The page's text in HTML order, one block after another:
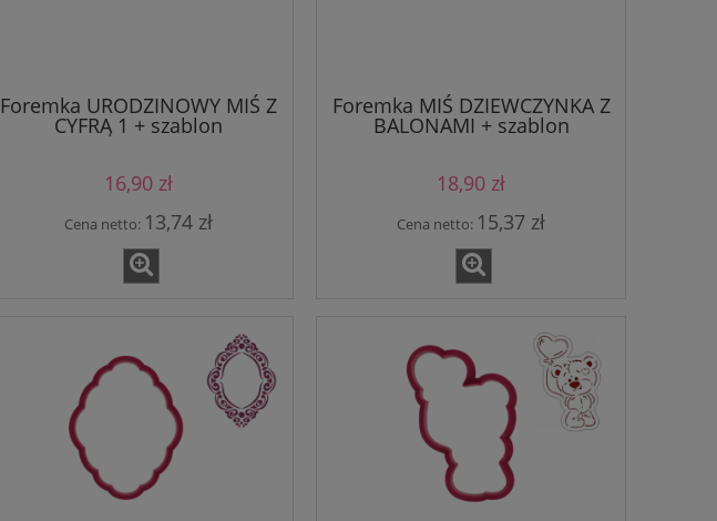
Foremka URODZINOWY MIŚ Z
CYFRĄ 1 + szablon
16,90 zł
Cena netto: 13,74 zł
Foremka MIŚ DZIEWCZYNKA Z
BALONAMI + szablon
18,90 zł
Cena netto: 15,37 zł